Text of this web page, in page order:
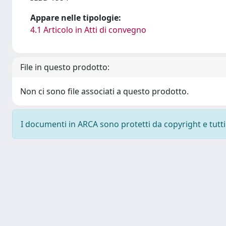
Appare nelle tipologie:
4.1 Articolo in Atti di convegno
File in questo prodotto:
Non ci sono file associati a questo prodotto.
I documenti in ARCA sono protetti da copyright e